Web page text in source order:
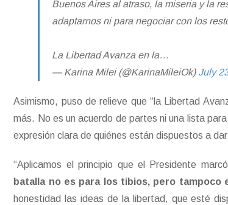
Buenos Aires al atraso, la miseria y la
adaptarnos ni para negociar con los
La Libertad Avanza en la…
— Karina Milei (@KarinaMileiOk) July
Asimismo, puso de relieve que “la Libertad
más. No es un acuerdo de partes ni una lista
expresión clara de quiénes están dispuestos a
“Aplicamos el principio que el Presidente
batalla no es para los tibios, pero tampoco
honestidad las ideas de la libertad, que esté